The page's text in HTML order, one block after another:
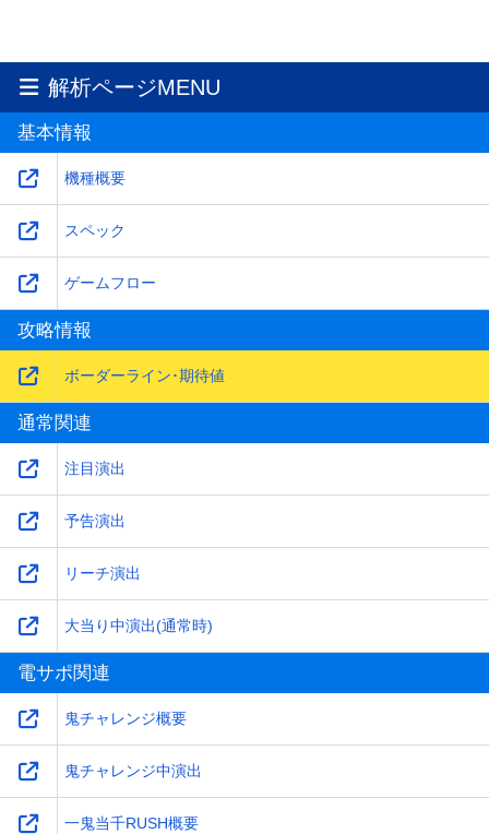
解析ページMENU
基本情報
機種概要
スペック
ゲームフロー
攻略情報
ボーダーライン･期待値
通常関連
注目演出
予告演出
リーチ演出
大当り中演出(通常時)
電サポ関連
鬼チャレンジ概要
鬼チャレンジ中演出
一鬼当千RUSH概要